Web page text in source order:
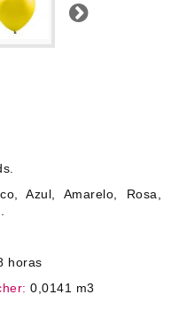
Próximo
Azul, Amarelo, Rosa,
horas
0,0141 m3